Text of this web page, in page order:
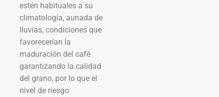
estén habituales a su
climatología, aunada de
lluvias, condiciones que
favorecerían la
maduración del café
garantizando la calidad
del grano, por lo que el
nivel de riesgo